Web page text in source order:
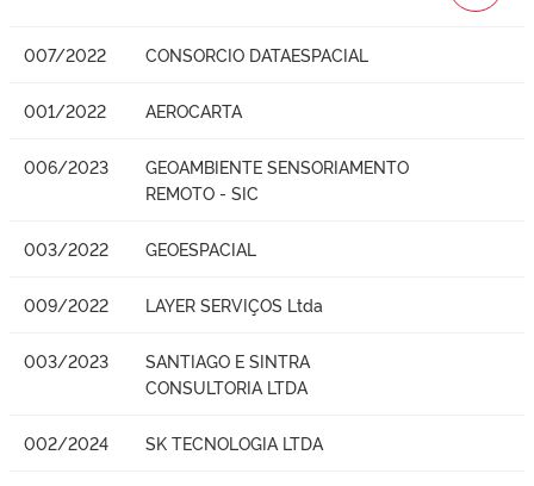
007/2022 CONSORCIO DATAESPACIAL
001/2022 AEROCARTA
006/2023
GEOAMBIENTE SENSORIAMENTO
REMOTO - SIC
003/2022 GEOESPACIAL
009/2022 LAYER SERVIÇOS Ltda
003/2023
SANTIAGO E SINTRA
CONSULTORIA LTDA
002/2024 SK TECNOLOGIA LTDA